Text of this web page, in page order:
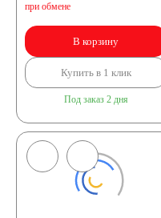
при обмене
В корзину
Купить в 1 клик
Под заказ 2 дня